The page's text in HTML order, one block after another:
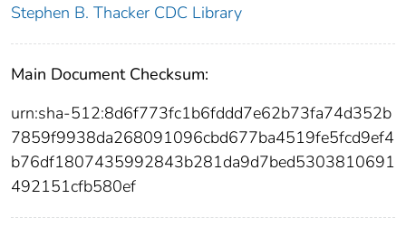
Stephen B. Thacker CDC Library
Main Document Checksum:
urn:sha-512:8d6f773fc1b6fddd7e62b73fa74d352b
7859f9938da268091096cbd677ba4519fe5fcd9ef4
b76df1807435992843b281da9d7bed5303810691
492151cfb580ef